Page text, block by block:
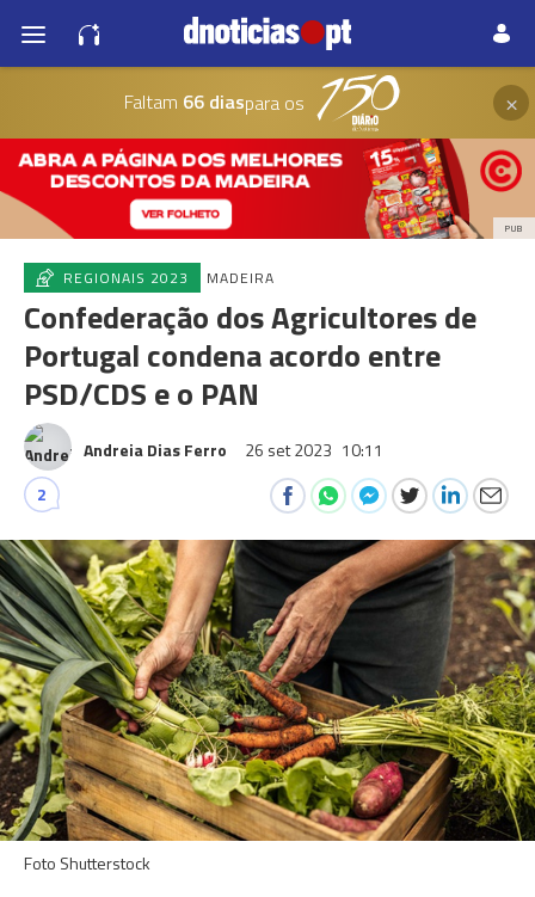
Faltam 66 diaspara os ×
PUB
REGIONAIS 2023 MADEIRA
Confederação dos Agricultores de
Portugal condena acordo entre
PSD/CDS e o PAN
Andreia Dias Ferro 26 set 2023 10:11
2
Foto Shutterstock